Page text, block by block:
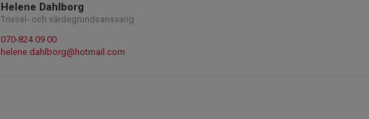
Helene Dahlborg
Trivsel- och värdegrundsansvarig
070-824 09 00
helene.dahlborg@hotmail.com